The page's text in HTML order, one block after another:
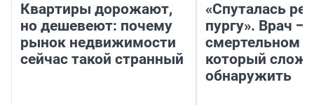
Квартиры дорожают,
но дешевеют: почему
рынок недвижимости
сейчас такой странный
«Спуталась
пургу». Врач —
смертельном
который
обнаружить